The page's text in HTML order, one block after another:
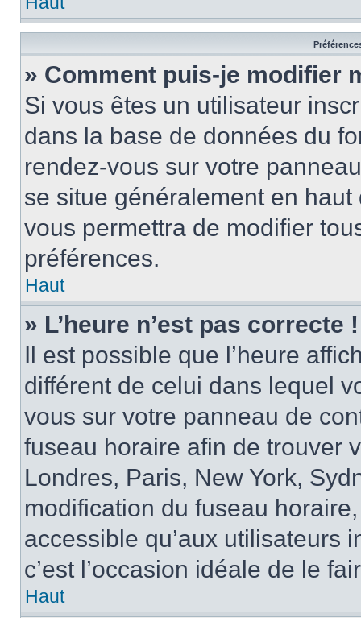
» Comment puis-je modifier
Si vous êtes un utilisateur
dans la base de données du
rendez-vous sur votre
se situe généralement en
vous permettra de modifier
préférences.
Haut
» L’heure n’est pas correcte !
Il est possible que l’heure
différent de celui dans lequel
vous sur votre panneau de
fuseau horaire afin de trouver
Londres, Paris, New York,
modification du fuseau
accessible qu’aux utilisateurs
c’est l’occasion idéale de le
Haut